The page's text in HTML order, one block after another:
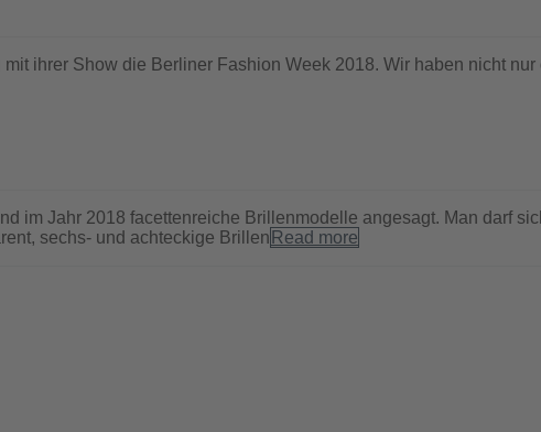
ihrer Show die Berliner Fashion Week 2018. Wir haben nicht
im Jahr 2018 facettenreiche Brillenmodelle angesagt. Man darf
sechs- und achteckige Brillen Read more